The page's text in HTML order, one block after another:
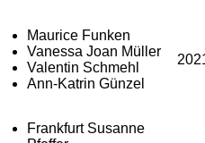
Maurice Funken
Vanessa Joan Müller
Valentin Schmehl
Ann-Katrin Günzel
Frankfurt Susanne